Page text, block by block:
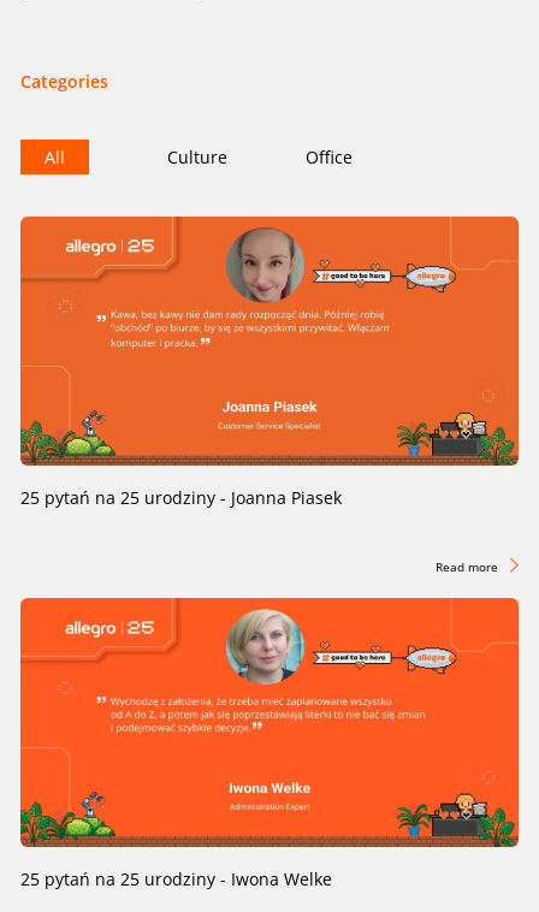
Categories
All Culture Office
25 pytań na 25 urodziny - Joanna Piasek
Read more
25 pytań na 25 urodziny - Iwona Welke